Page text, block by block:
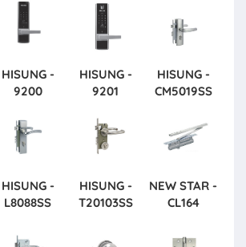
HISUNG -
9200
HISUNG -
9201
HISUNG -
CM5019SS
HISUNG -
L8088SS
HISUNG -
T20103SS
NEW STAR -
CL164